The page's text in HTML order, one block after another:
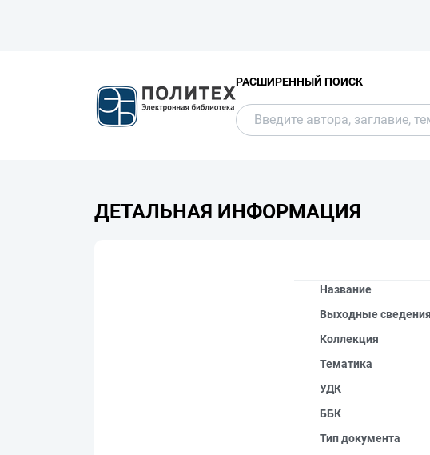
РАСШИРЕННЫЙ ПОИСК
ДЕТАЛЬНАЯ ИНФОРМАЦИЯ
Название
Выходные сведения
Коллекция
Тематика
УДК
ББК
Тип документа